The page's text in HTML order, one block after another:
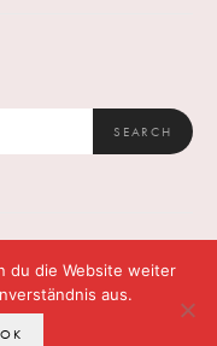
SEARCH
du die Website weiter
aus.